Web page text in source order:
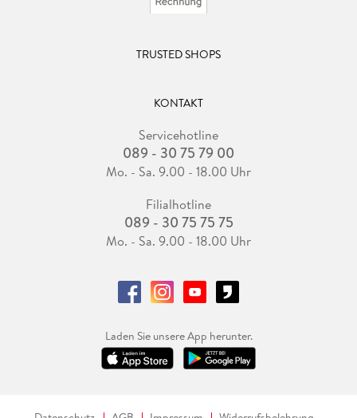
TRUSTED SHOPS
KONTAKT
Servicehotline
089 - 30 75 79 00
Mo. - Sa. 9.00 - 18.00 Uhr
Filialhotline
089 - 30 75 75 75
Mo. - Sa. 9.00 - 18.00 Uhr
Laden Sie unsere App herunter.